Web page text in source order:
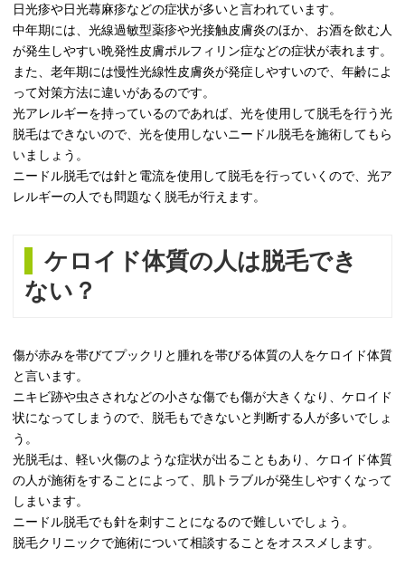
日光疹や日光蕁麻疹などの症状が多いと言われています。
中年期には、光線過敏型薬疹や光接触皮膚炎のほか、お酒を飲む人
が発生しやすい晩発性皮膚ポルフィリン症などの症状が表れます。
また、老年期には慢性光線性皮膚炎が発症しやすいので、年齢によ
って対策方法に違いがあるのです。
光アレルギーを持っているのであれば、光を使用して脱毛を行う光
脱毛はできないので、光を使用しないニードル脱毛を施術してもら
いましょう。
ニードル脱毛では針と電流を使用して脱毛を行っていくので、光ア
レルギーの人でも問題なく脱毛が行えます。
ケロイド体質の人は脱毛でき
ない？
傷が赤みを帯びてプックリと腫れを帯びる体質の人をケロイド体質
と言います。
ニキビ跡や虫さされなどの小さな傷でも傷が大きくなり、ケロイド
状になってしまうので、脱毛もできないと判断する人が多いでしょ
う。
光脱毛は、軽い火傷のような症状が出ることもあり、ケロイド体質
の人が施術をすることによって、肌トラブルが発生しやすくなって
しまいます。
ニードル脱毛でも針を刺すことになるので難しいでしょう。
脱毛クリニックで施術について相談することをオススメします。